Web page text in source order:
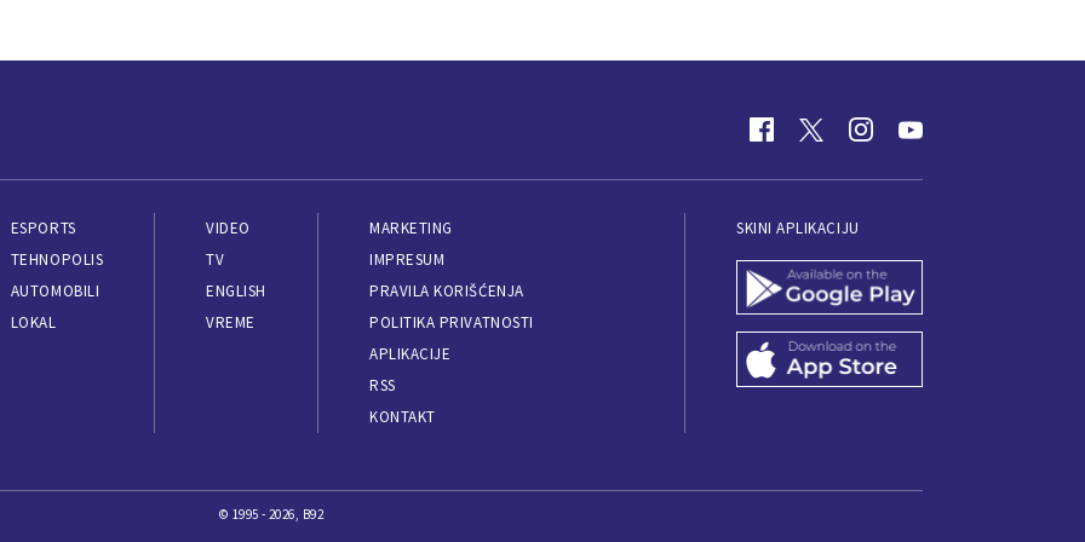
ESPORTS
TEHNOPOLIS
AUTOMOBILI
LOKAL
VIDEO
TV
ENGLISH
VREME
MARKETING
IMPRESUM
PRAVILA KORIŠĆENJA
POLITIKA PRIVATNOSTI
APLIKACIJE
RSS
KONTAKT
SKINI APLIKACIJU
© 1995 - 2026, B92